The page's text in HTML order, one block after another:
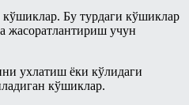
Бу турдаги кўшиклар
жасоратлантириш учун
ухлатиш ёки кўлидаги
кўшиклар.